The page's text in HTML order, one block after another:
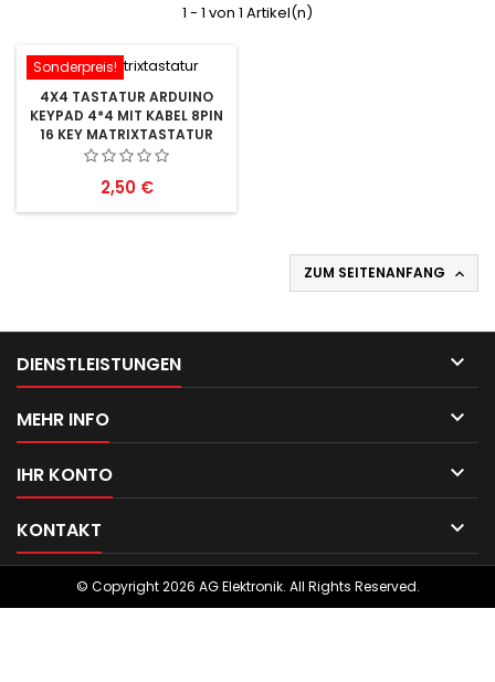
1 - 1 von 1 Artikel(n)
Sonderpreis!
4X4 TASTATUR ARDUINO
KEYPAD 4*4 MIT KABEL 8PIN
16 KEY MATRIXTASTATUR
Preis
2,50 €
ZUM SEITENANFANG 
DIENSTLEISTUNGEN 
MEHR INFO 
IHR KONTO 
KONTAKT 
© Copyright 2026 AG Elektronik. All Rights Reserved.